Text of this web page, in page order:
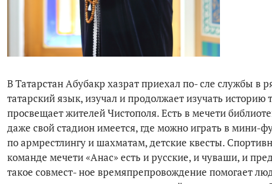
В Татарстан Абубакр хазрат приехал по- сле службы в
татарский язык, изучал и продолжает изучать
просвещает жителей Чистополя. Есть в мечети
даже свой стадион имеется, где можно играть в мини-
по армрестлингу и шахматам, детские квесты.
команде мечети «Анас» есть и русские, и чуваши, и
такое совмест- ное времяпрепровождение помогает